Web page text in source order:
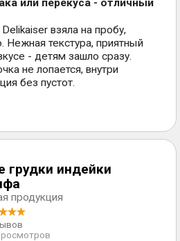
или перекуса - отличный
взяла на пробу,
Нежная текстура, приятный
- детям зашло сразу.
не лопается, внутри
без пустот.
грудки индейки
продукция